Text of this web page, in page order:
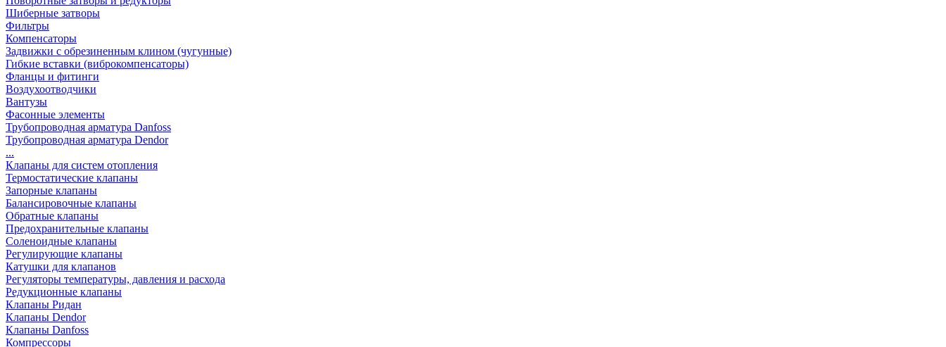
Шиберные затворы
Фильтры
Компенсаторы
Задвижки с обрезиненным клином (чугунные)
Гибкие вставки (виброкомпенсаторы)
Фланцы и фитинги
Воздухоотводчики
Вантузы
Фасонные элементы
Трубопроводная арматура Danfoss
Трубопроводная арматура Dendor
...
Клапаны для систем отопления
Термостатические клапаны
Запорные клапаны
Балансировочные клапаны
Обратные клапаны
Предохранительные клапаны
Соленоидные клапаны
Регулирующие клапаны
Катушки для клапанов
Регуляторы температуры, давления и расхода
Редукционные клапаны
Клапаны Ридан
Клапаны Dendor
Клапаны Danfoss
Компрессоры